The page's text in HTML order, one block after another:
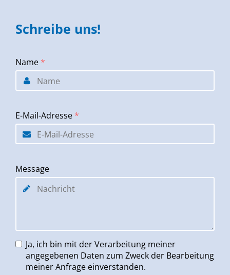
Schreibe uns!
Name *
E-Mail-Adresse *
Message
Ja, ich bin mit der Verarbeitung meiner
angegebenen Daten zum Zweck der Bearbeitung
meiner Anfrage einverstanden.